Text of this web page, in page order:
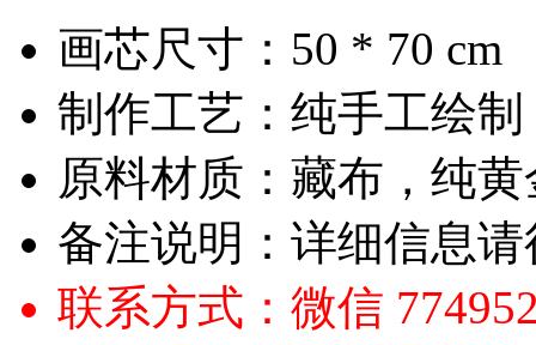
画芯尺寸： 50 * 70 cm
制作工艺： 纯手工绘
原料材质： 藏布，纯
备注说明： 详细信息
联系方式： 微信